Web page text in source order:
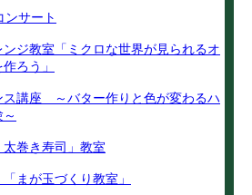
サート
ジ教室「ミクロな世界が見られるオ
ろう」
ス講座 ～バター作りと色が変わるハ
太巻き寿司」教室
まが玉づくり教室」